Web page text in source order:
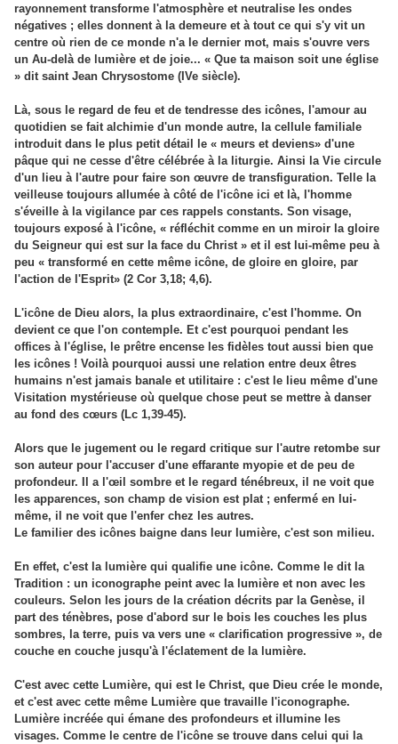
rayonnement transforme l'atmosphère et neutralise les ondes
négatives ; elles donnent à la demeure et à tout ce qui s'y vit un
centre où rien de ce monde n'a le dernier mot, mais s'ouvre vers
un Au-delà de lumière et de joie... « Que ta maison soit une église
» dit saint Jean Chrysostome (IVe siècle).
Là, sous le regard de feu et de tendresse des icônes, l'amour au
quotidien se fait alchimie d'un monde autre, la cellule familiale
introduit dans le plus petit détail le « meurs et deviens» d'une
pâque qui ne cesse d'être célébrée à la liturgie. Ainsi la Vie circule
d'un lieu à l'autre pour faire son œuvre de transfiguration. Telle la
veilleuse toujours allumée à côté de l'icône ici et là, l'homme
s'éveille à la vigilance par ces rappels constants. Son visage,
toujours exposé à l'icône, « réfléchit comme en un miroir la gloire
du Seigneur qui est sur la face du Christ » et il est lui-même peu à
peu « transformé en cette même icône, de gloire en gloire, par
l'action de l'Esprit» (2 Cor 3,18; 4,6).
L'icône de Dieu alors, la plus extraordinaire, c'est l'homme. On
devient ce que l'on contemple. Et c'est pourquoi pendant les
offices à l'église, le prêtre encense les fidèles tout aussi bien que
les icônes ! Voilà pourquoi aussi une relation entre deux êtres
humains n'est jamais banale et utilitaire : c'est le lieu même d'une
Visitation mystérieuse où quelque chose peut se mettre à danser
au fond des cœurs (Lc 1,39-45).
Alors que le jugement ou le regard critique sur l'autre retombe sur
son auteur pour l'accuser d'une effarante myopie et de peu de
profondeur. Il a l'œil sombre et le regard ténébreux, il ne voit que
les apparences, son champ de vision est plat ; enfermé en lui-
même, il ne voit que l'enfer chez les autres.
Le familier des icônes baigne dans leur lumière, c'est son milieu.
En effet, c'est la lumière qui qualifie une icône. Comme le dit la
Tradition : un iconographe peint avec la lumière et non avec les
couleurs. Selon les jours de la création décrits par la Genèse, il
part des ténèbres, pose d'abord sur le bois les couches les plus
sombres, la terre, puis va vers une « clarification progressive », de
couche en couche jusqu'à l'éclatement de la lumière.
C'est avec cette Lumière, qui est le Christ, que Dieu crée le monde,
et c'est avec cette même Lumière que travaille l'iconographe.
Lumière incréée qui émane des profondeurs et illumine les
visages. Comme le centre de l'icône se trouve dans celui qui la